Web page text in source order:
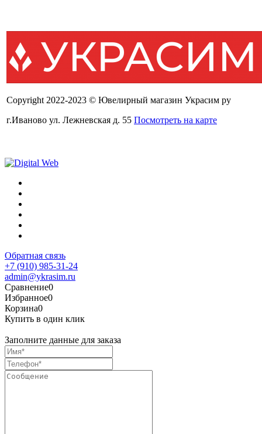
Copyright 2022-2023 © Ювелирный магазин Украсим ру
г.Иваново ул. Лежневская д. 55 Посмотреть на карте
Обратная связь
+7 (910) 985-31-24
admin@ykrasim.ru
Сравнение0
Избранное0
Корзина0
Купить в один клик
Заполните данные для заказа